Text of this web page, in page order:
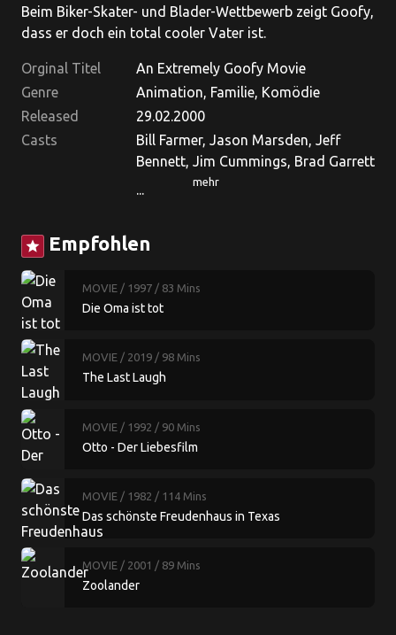
Beim Biker-Skater- und Blader-Wettbewerb zeigt Goofy,
dass er doch ein total cooler Vater ist.
Orginal Titel
An Extremely Goofy Movie
Genre
Animation, Familie, Komödie
Released
29.02.2000
Casts
Bill Farmer, Jason Marsden, Jeff
Bennett, Jim Cummings, Brad Garrett
...
mehr
star Empfohlen
MOVIE / 1997 / 83 Mins
Die Oma ist tot
MOVIE / 2019 / 98 Mins
The Last Laugh
MOVIE / 1992 / 90 Mins
Otto - Der Liebesfilm
MOVIE / 1982 / 114 Mins
Das schönste Freudenhaus in Texas
MOVIE / 2001 / 89 Mins
Zoolander